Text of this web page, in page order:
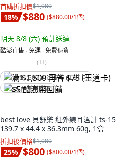
首購折扣價$1,080
18% $880 ($880.00/1個)
明天 8/8 (六) 預計送達
酷澎直售 ∙ 免運 ∙ 免費退貨
(11)
满 $1,500 再省 $75 (王道卡)
$5 酷澎幣回饋
best love 貝舒樂 紅外線耳溫計 ts-15
139.7 x 44.4 x 36.3mm 60g, 1盒
折扣後價格$1,080
25% $800 ($800.00/1個)